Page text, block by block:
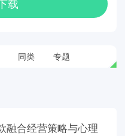
载
同类 专题
融合经营策略与心理